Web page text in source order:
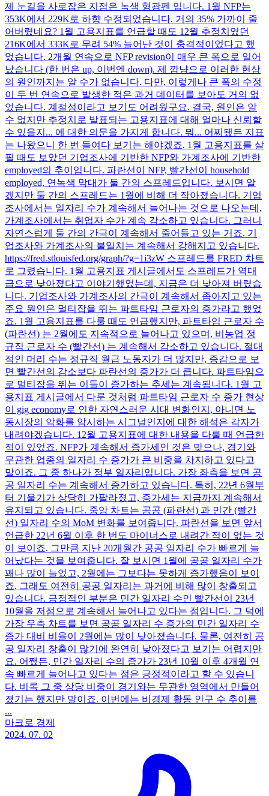
제 눈길을 사로잡은 지점은 녹색 형광펜 입니다. 1월 NFP는
353K에서 229K로 하향 수정되었습니다. 거의 35% 가까이 줄
어버렸네요? 1월 고용지표를 언급할 때도 12월 추정치였던
216K에서 333K로 무려 54% 늘어난 것이 충격적이었다고 했
었습니다. 2개월 연속으로 NFP revision이 매우 큰 폭으로 일어
났습니다 (한 번은 up, 이번엔 down). 제 깜냥으로 이러한 현상
의 원인까지는 알 수가 없습니다. 다만, 이렇게나 큰 폭의 수정
이 두 번 연속으로 발생한 적은 과거 데이터를 보아도 거의 없
었습니다. 계절성이라고 보기도 어려웠구요. 결국, 원인은 알
수 없지만 추정치로 발표되는 고용지표에 대해 얼마나 신뢰할
수 있을지... 에 대한 의문을 가지게 합니다. 뭐... 어찌됐든 지표
는 나왔으니 한 번 들여다 보기는 해야겠죠. 1월 고용지표를 살
필 때도 보았던 기업조사에 기반한 NFP와 가계조사에 기반한
employed의 추이입니다. 파란선이 NFP, 빨간선이 household
employed, 연녹색 막대가 둘 간의 스프레드입니다. 보시면 알
겠지만 둘 간의 스프레드는 1월에 비해 더 작아졌습니다. 기업
조사에서는 일자리 수가 계속해서 늘어나는 것으로 나오는데,
가계조사에서는 취업자 수가 계속 감소하고 있습니다. 그러니
자연스럽게 둘 간의 간극이 계속해서 줄어들고 있는 거죠. 기
업조사와 가계조사의 불일치는 계속해서 강해지고 있습니다.
https://fred.stlouisfed.org/graph/?g=1i3zW 스프레드를 FRED 차트
로 그렸습니다. 1월 고용지표 게시글에서도 스프레드가 역대
급으로 낮아졌다고 이야기했었는데, 지금은 더 낮아져 버렸습
니다. 기업조사와 가계조사의 간극이 계속해서 좁아지고 있는
주요 원인은 멀티잡을 뛰는 파트타임 근로자의 증가라고 했었
죠. 1월 고용지표를 다룰 때도 언급했지만, 파트타임 근로자 수
(파란선) 는 2월에도 지속적으로 늘어나고 있으며, 비농업 정
규직 근로자 수 (빨간선) 는 계속해서 감소하고 있습니다. 절대
적인 머리 수는 정규직 월급 노동자가 더 많지만, 증감으로 보
면 빨간선의 감소보다 파란선의 증가가 더 큽니다. 파트타임으
로 멀티잡을 뛰는 이들이 증가하는 추세는 계속됩니다. 1월 고
용지표 게시글에서 다룬 것처럼 파트타임 근로자 수 증가 현상
이 gig economy로 인한 자연스러운 시대 변화인지, 아니면 노
동시장의 악화를 암시하는 시그널인지에 대한 해석은 각자가
내려야겠습니다. 12월 고용지표에 대한 내용을 다룰 때 언급한
적이 있었죠. NFP가 계속해서 증가세인 것은 맞으나, 경기와
무관한 업종의 일자리 수 증가가 큰 비중을 차지하고 있다고
말이죠. 그 중 하나가 정부 일자리입니다. 가장 좌측을 보면 공
공 일자리 수는 계속해서 증가하고 있습니다. 특히, 22년 6월부
터 기울기가 상당히 가팔라졌고, 증가세는 지금까지 계속해서
유지되고 있습니다. 중앙 차트는 공공 (파란선) 과 민간 (빨간
선) 일자리 수의 MoM 변화를 보여줍니다. 파란선을 보면 앞서
언급한 22년 6월 이후 한 번도 마이너스로 내려간 적이 없는 것
이 보이죠. 그만큼 지난 20개월간 공공 일자리 수가 빠르게 늘
어났다는 것을 보여줍니다. 잘 보시면 1월에 공공 일자리 수가
꽤나 많이 늘었고, 2월에는 그보다는 못하게 증가했음이 보이
죠. 그래도 여전히 공공 일자리는 과거에 비해 많이 창출되고
있습니다. 긍정적인 부분은 민간 일자리 수인 빨간선이 23년
10월을 저점으로 계속해서 늘어나고 있다는 점입니다. 그 덕에
가장 우측 차트를 보면 공공 일자리 수 증가의 민간 일자리 수
증가 대비 비율이 2월에는 많이 낮아졌습니다. 물론, 여전히 공
공 일자리 창출이 많기에 완연히 낮아졌다고 보기는 어렵지만
요. 어쨌든, 민간 일자리 수의 증가가 23년 10월 이후 4개월 연
속 빠르게 늘어나고 있다는 점은 긍정적이라고 할 수 있습니
다. 비록 그 중 상당 비중이 경기와는 무관한 영역에서 만들어
졌기는 했지만 말이죠. 이번에는 비경제 활동 인구 수 추이를
...
마크로 경제
2024. 07. 02